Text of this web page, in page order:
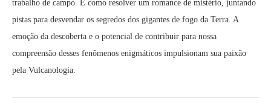
trabalho de campo. É como resolver um romance de mistério, juntando
pistas para desvendar os segredos dos gigantes de fogo da Terra. A
emoção da descoberta e o potencial de contribuir para nossa
compreensão desses fenômenos enigmáticos impulsionam sua paixão
pela Vulcanologia.